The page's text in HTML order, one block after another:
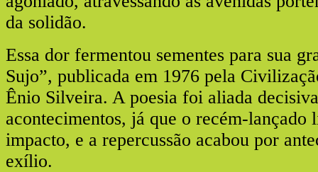
da solidão.
Essa dor fermentou sementes para sua
Sujo”, publicada em 1976 pela
Ênio Silveira. A poesia foi aliada
acontecimentos, já que o recém-lançado
impacto, e a repercussão acabou por
exílio.